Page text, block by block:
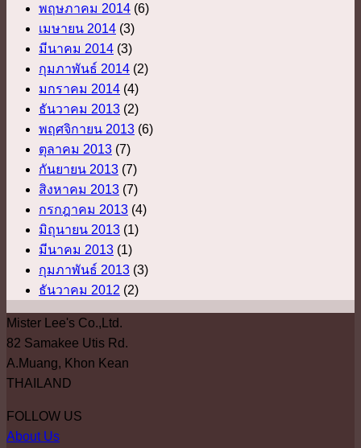
พฤษภาคม 2014 (6)
เมษายน 2014 (3)
มีนาคม 2014 (3)
กุมภาพันธ์ 2014 (2)
มกราคม 2014 (4)
ธันวาคม 2013 (2)
พฤศจิกายน 2013 (6)
ตุลาคม 2013 (7)
กันยายน 2013 (7)
สิงหาคม 2013 (7)
กรกฎาคม 2013 (4)
มิถุนายน 2013 (1)
มีนาคม 2013 (1)
กุมภาพันธ์ 2013 (3)
ธันวาคม 2012 (2)
Mister Lee's Co.,Ltd.
82 Samakee Utis Rd.
A.Muang, Khon Kean
THAILAND
FOLLOW US
About Us